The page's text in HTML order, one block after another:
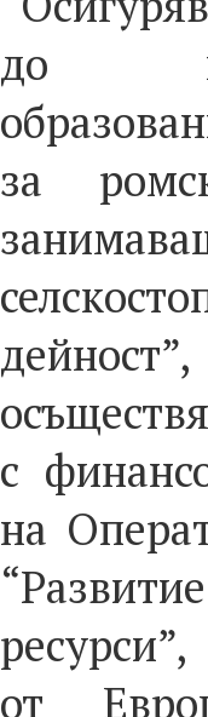
до
за
с
на
от